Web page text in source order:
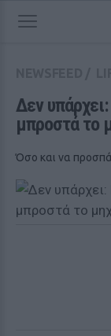
Δεν
μπροστά το
Όσο και να